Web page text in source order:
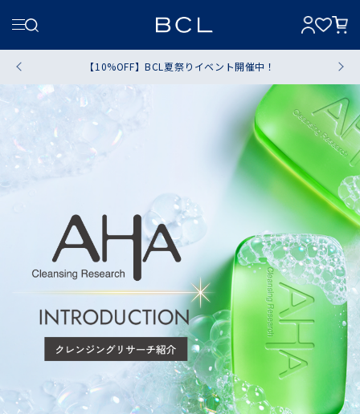
【10%OFF】BCL夏祭りイベント開催中！